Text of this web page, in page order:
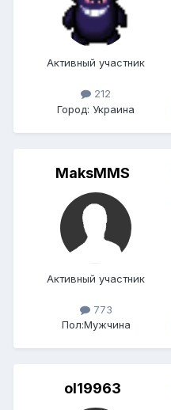
Активный участник
212
Город: Украина
MaksMMS
Активный участник
773
Пол:Мужчина
ol19963